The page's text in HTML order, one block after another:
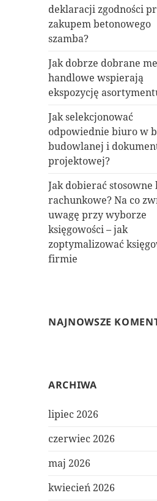
deklaracji zgodności
zakupem betonowego
szamba?
Jak dobrze dobrane
handlowe wspierają
ekspozycję
Jak selekcjonować
odpowiednie biuro w
budowlanej i
projektowej?
Jak dobierać
rachunkowe? Na co
uwagę przy wyborze
księgowości – jak
zoptymalizować
firmie
NAJNOWSZE
ARCHIWA
lipiec 2026
czerwiec 2026
maj 2026
kwiecień 2026